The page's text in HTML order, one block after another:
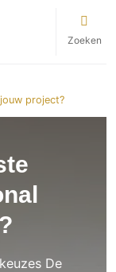
Zoeken
project?
De